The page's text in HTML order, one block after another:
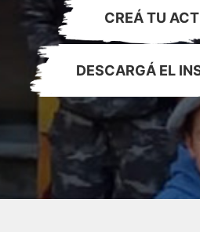
CREÁ TU
DESCARGÁ EL